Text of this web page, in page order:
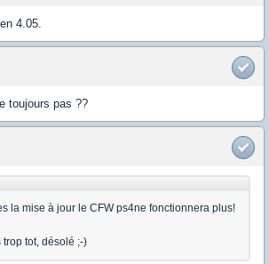
4.05.
toujours pas ??
la mise à jour le CFW ps4ne fonctionnera plus!
tot, désolé ;-)